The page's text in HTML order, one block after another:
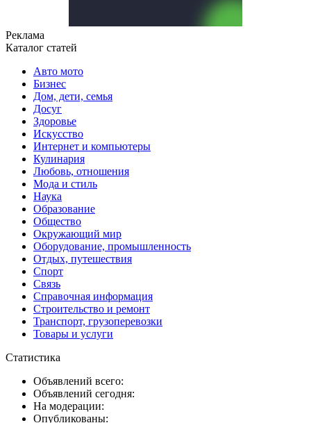
Реклама
Каталог статей
Авто мото
Бизнес
Дом, дети, семья
Досуг
Здоровье
Искусство
Интернет и компьютеры
Кулинария
Любовь, отношения
Мода и стиль
Наука
Образование
Общество
Окружающий мир
Оборудование, промышленность
Отдых, путешествия
Спорт
Связь
Справочная информация
Строительство и ремонт
Транспорт, грузоперевозки
Товары и услуги
Статистика
Объявлений всего:
Объявлений сегодня:
На модерации:
Опубликованы: